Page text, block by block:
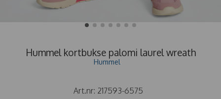
Hummel kortbukse palomi laurel wreath
Hummel
Art.nr: 217593-6575